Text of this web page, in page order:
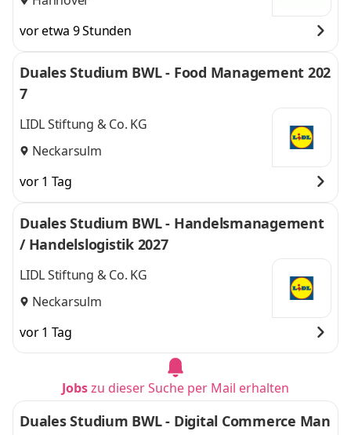
vor etwa 9 Stunden
Duales Studium BWL - Food Management 202
7
LIDL Stiftung & Co. KG
Neckarsulm
vor 1 Tag
Duales Studium BWL - Handelsmanagement
/ Handelslogistik 2027
LIDL Stiftung & Co. KG
Neckarsulm
vor 1 Tag
Jobszu dieser Suche per Mail erhalten
Duales Studium BWL - Digital Commerce Man